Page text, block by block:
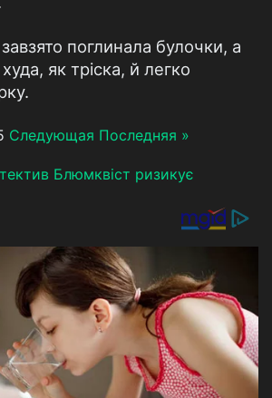
поглинала булочки, а
як тріска, й легко
Следующая Последняя »
Блюмквіст ризикує